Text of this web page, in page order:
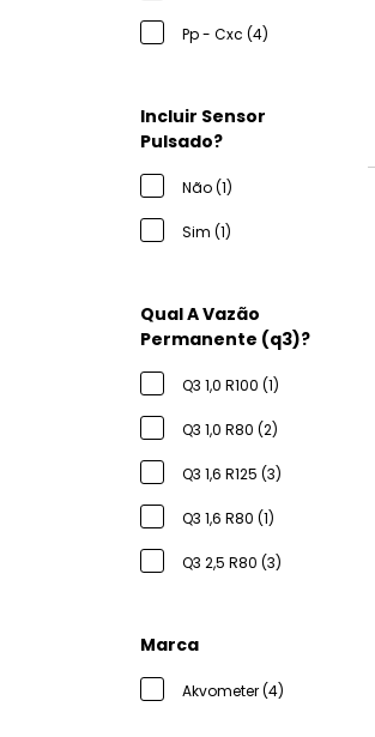
Pp - Cxc (4)
Incluir Sensor
Pulsado?
Não (1)
Sim (1)
Qual A Vazão
Permanente (q3)?
Q3 1,0 R100 (1)
Q3 1,0 R80 (2)
Q3 1,6 R125 (3)
Q3 1,6 R80 (1)
Q3 2,5 R80 (3)
Marca
Akvometer (4)